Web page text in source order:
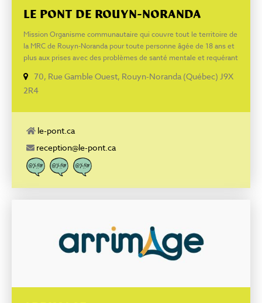
LE PONT DE ROUYN-NORANDA
Mission Organisme communautaire qui couvre tout le territoire de
la MRC de Rouyn-Noranda pour toute personne âgée de 18 ans et
plus aux prises avec des problèmes de santé mentale et requérant
soutien d’intensité variable dans le milieu de vie
(accompagnement et support dans les activités quotidiennes);
jour, différentes activités sociales, culturelles et sportives ainsi
70, Rue Gamble Ouest, Rouyn-Noranda (Québec) J9X
2R4
le-pont.ca
reception@le-pont.ca